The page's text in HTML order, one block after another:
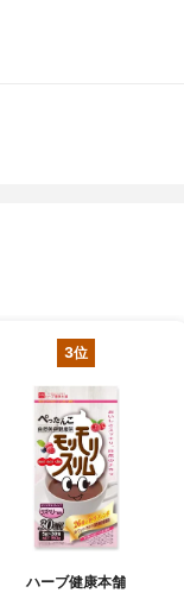
3位
ハーブ健康本舗